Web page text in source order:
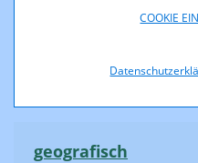
COOKIE
(0)900, (0)901,
geografisch